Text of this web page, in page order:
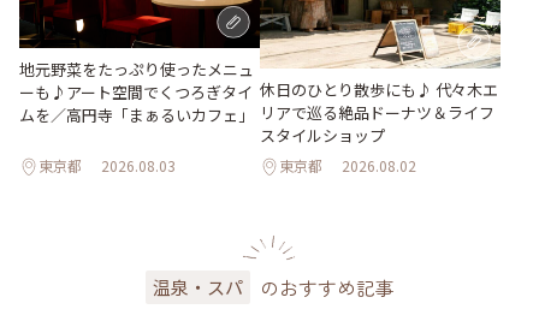
地元野菜をたっぷり使ったメニュ
ーも♪アート空間でくつろぎタイ
ムを／高円寺「まぁるいカフェ」
東京都 2026.08.03
休日のひとり散歩にも♪ 代々木エ
リアで巡る絶品ドーナツ＆ライフ
スタイルショップ
東京都 2026.08.02
温泉・スパ のおすすめ記事